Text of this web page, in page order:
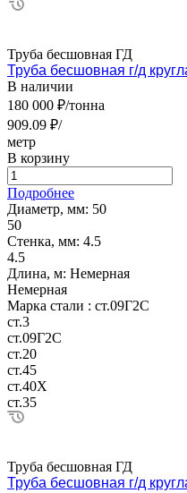
Труба бесшовная ГД
Труба бесшовная г/д
В наличии
180 000 ₽/тонна
909.09 ₽/
метр
В корзину
Подробнее
Диаметр, мм: 50
50
Стенка, мм: 4.5
4.5
Длина, м: Немерная
Немерная
Марка стали : ст.09Г2С
ст.3
ст.09Г2С
ст.20
ст.45
ст.40Х
ст.35
Труба бесшовная ГД
Труба бесшовная г/д